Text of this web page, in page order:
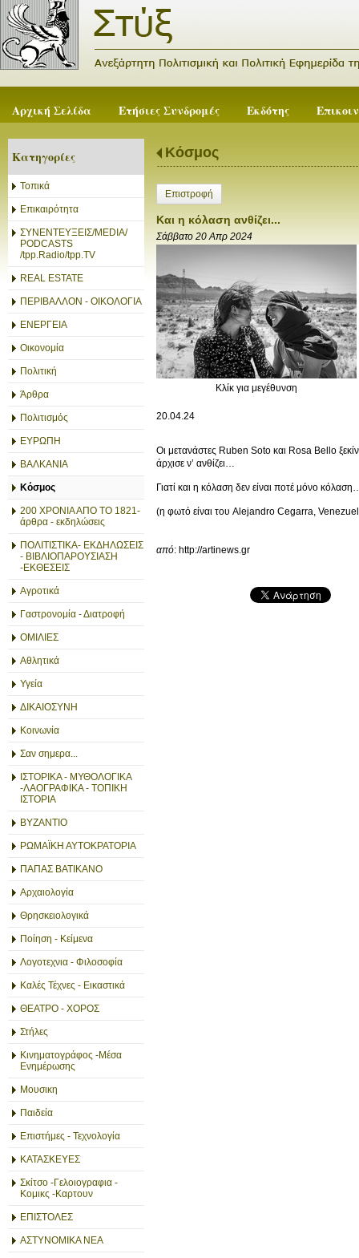
Αρχική Σελίδα Ετήσιες Συνδρομές Εκδότης
Κατηγορίες
Τοπικά
Επικαιρότητα
ΣΥΝΕΝΤΕΥΞΕΙΣ/MEDIA/
PODCASTS
/tpp.Radio/tpp.TV
REAL ESTATE
ΠΕΡΙΒΑΛΛΟΝ - ΟΙΚΟΛΟΓΙΑ
ΕΝΕΡΓΕΙΑ
Οικονομία
Πολιτική
Άρθρα
Πολιτισμός
ΕΥΡΩΠΗ
ΒΑΛΚΑΝΙΑ
Κόσμος
200 ΧΡΟΝΙΑ ΑΠΟ ΤΟ 1821-
άρθρα - εκδηλώσεις
ΠΟΛΙΤΙΣΤΙΚΑ- ΕΚΔΗΛΩΣΕΙΣ
- ΒΙΒΛΙΟΠΑΡΟΥΣΙΑΣΗ
-ΕΚΘΕΣΕΙΣ
Αγροτικά
Γαστρονομία - Διατροφή
ΟΜΙΛΙΕΣ
Αθλητικά
Υγεία
ΔΙΚΑΙΟΣΥΝΗ
Κοινωνία
Σαν σημερα...
ΙΣΤΟΡΙΚΑ - ΜΥΘΟΛΟΓΙΚΑ
-ΛΑΟΓΡΑΦΙΚΑ - ΤΟΠΙΚΗ
ΙΣΤΟΡΙΑ
ΒΥΖΑΝΤΙΟ
ΡΩΜΑΪΚΗ ΑΥΤΟΚΡΑΤΟΡΙΑ
ΠΑΠΑΣ ΒΑΤΙΚΑΝΟ
Αρχαιολογία
Θρησκειολογικά
Ποίηση - Κείμενα
Λογοτεχνια - Φιλοσοφία
Καλές Τέχνες - Εικαστικά
ΘΕΑΤΡΟ - ΧΟΡΟΣ
Στήλες
Κινηματογράφος -Μέσα
Ενημέρωσης
Μουσικη
Παιδεία
Επιστήμες - Τεχνολογία
ΚΑΤΑΣΚΕΥΕΣ
Σκίτσο -Γελοιογραφια -
Κομικς -Καρτουν
ΕΠΙΣΤΟΛΕΣ
ΑΣΤΥΝΟΜΙΚΑ ΝΕΑ
Κόσμος
Επιστροφή
Και η κόλαση ανθίζει...
Σάββατο 20 Απρ 2024
Κλίκ για μεγέθυνση
20.04.24
Οι μετανάστες Ruben Soto και Rosa Bello
άρχισε ν’ ανθίζει…
Γιατί και η κόλαση δεν είναι ποτέ μόνο
(η φωτό είναι του Alejandro Cegarra,
από: http://artinews.gr